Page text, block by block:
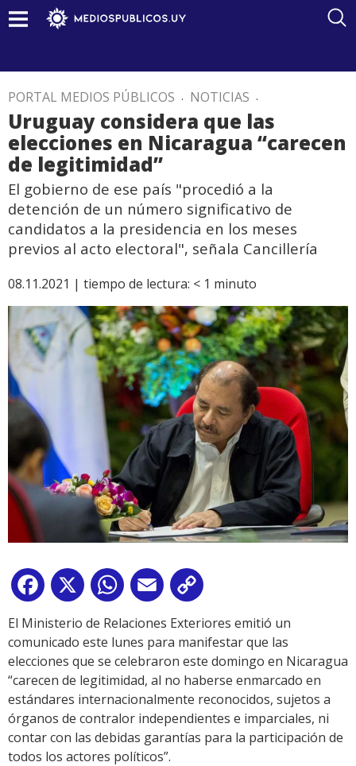
PORTAL MEDIOS PÚBLICOS . NOTICIAS .
Uruguay considera que las
elecciones en Nicaragua “carecen
de legitimidad”
El gobierno de ese país "procedió a la
detención de un número significativo de
candidatos a la presidencia en los meses
previos al acto electoral", señala Cancillería
08.11.2021 | tiempo de lectura: < 1 minuto
Facebook
X WhatsApp
Email
Link
El Ministerio de Relaciones Exteriores emitió un
comunicado este lunes para manifestar que las
elecciones que se celebraron este domingo en Nicaragua
“carecen de legitimidad, al no haberse enmarcado en
estándares internacionalmente reconocidos, sujetos a
órganos de contralor independientes e imparciales, ni
contar con las debidas garantías para la participación de
todos los actores políticos”.